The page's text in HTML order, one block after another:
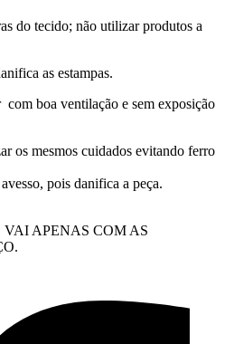
do tecido; não utilizar produtos a
as estampas.
com boa ventilação e sem exposição
os mesmos cuidados evitando ferro
pois danifica a peça.
APENAS COM AS